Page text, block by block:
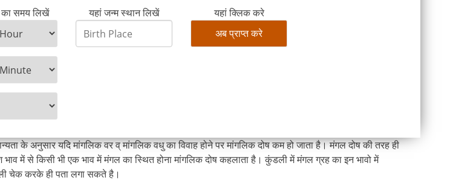
का समय लिखें यहां जन्म स्थान लिखें यहां क्लिक करे
के अनुसार यदि मांगलिक वर व् मांगलिक वधु का विवाह होने पर मांगलिक दोष कम हो जाता है। मंगल दोष की तरह ही
में से किसी भी एक भाव में मंगल का स्थित होना मांगलिक दोष कहलाता है। कुंडली में मंगल ग्रह का इन भावो में
चेक करके ही पता लगा सकते है।